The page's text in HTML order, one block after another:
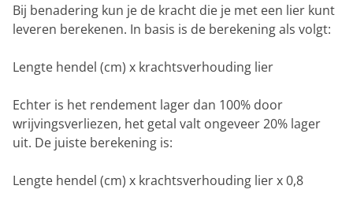
Bij benadering kun je de kracht die je met een lier kunt
leveren berekenen. In basis is de berekening als volgt:
Lengte hendel (cm) x krachtsverhouding lier
Echter is het rendement lager dan 100% door
wrijvingsverliezen, het getal valt ongeveer 20% lager
uit. De juiste berekening is:
Lengte hendel (cm) x krachtsverhouding lier x 0,8